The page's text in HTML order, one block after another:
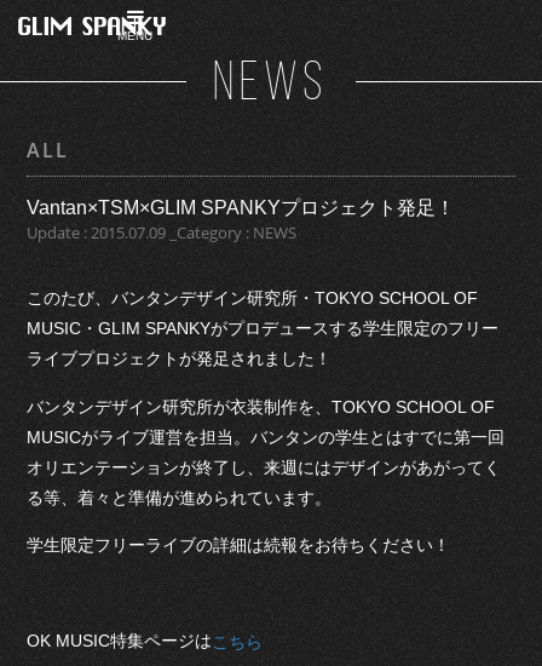
MENU
NEWS
ALL
Vantan×TSM×GLIM SPANKYプロジェクト発足！
Update : 2015.07.09 _Category : NEWS
このたび、バンタンデザイン研究所・TOKYO SCHOOL OF
MUSIC・GLIM SPANKYがプロデュースする学生限定のフリー
ライブプロジェクトが発足されました！
バンタンデザイン研究所が衣装制作を、TOKYO SCHOOL OF
MUSICがライブ運営を担当。バンタンの学生とはすでに第一回
オリエンテーションが終了し、来週にはデザインがあがってく
る等、着々と準備が進められています。
学生限定フリーライブの詳細は続報をお待ちください！
OK MUSIC特集ページはこちら